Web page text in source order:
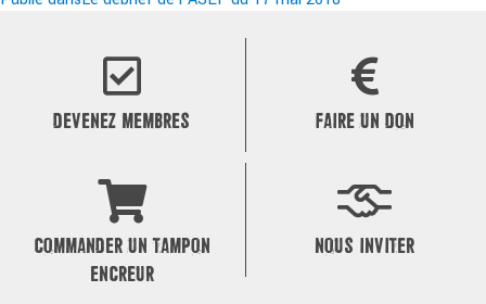
DEVENEZ MEMBRES FAIRE UN DON
COMMANDER UN TAMPON
ENCREUR
NOUS INVITER